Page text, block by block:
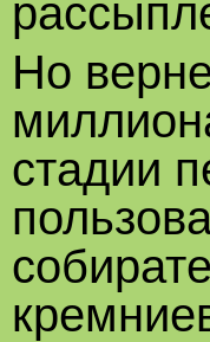
Но
стадии